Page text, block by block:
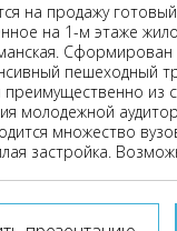
на продажу
на 1-м этаже
Сформирован
пешеходный
из
молодежной
множество
застройка.